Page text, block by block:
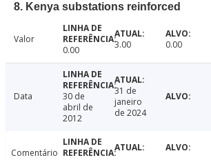
8. Kenya substations reinforced
Valor
0.00
3.00 0.00
Data
30 de
abril de
2012
31 de
janeiro
de 2024
Comentário